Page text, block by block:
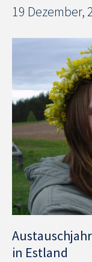
19 Dezember,
in Estland